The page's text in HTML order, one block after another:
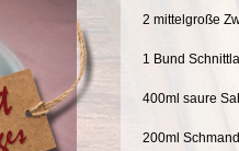
2 mittelgroße
1 Bund
400ml saure
200ml Schmand